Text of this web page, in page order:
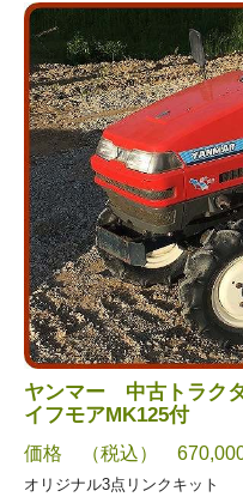
ヤンマー 中古トラク
イフモアMK125付
価格 （税込）
オリジナル3点リンクキット